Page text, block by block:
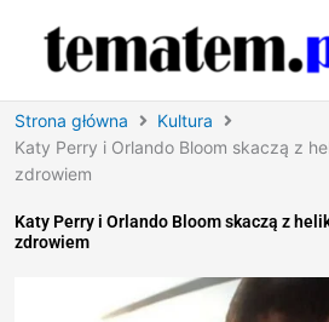
Strona główna
Kultura
Katy Perry i Orlando Bloom skaczą z
zdrowiem
Katy Perry i Orlando Bloom skaczą z
zdrowiem